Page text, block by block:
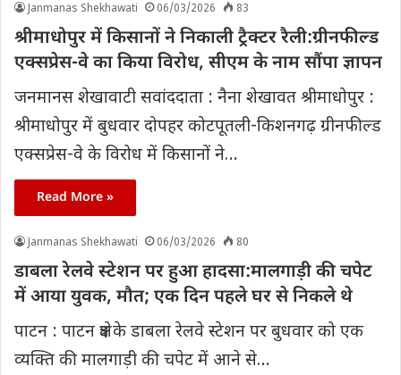
Janmanas Shekhawati 06/03/2026 83
श्रीमाधोपुर में किसानों ने निकाली ट्रैक्टर रैली:ग्रीनफील्ड
एक्सप्रेस-वे का किया विरोध, सीएम के नाम सौंपा ज्ञापन
जनमानस शेखावाटी सवांददाता : नैना शेखावत श्रीमाधोपुर :
श्रीमाधोपुर में बुधवार दोपहर कोटपूतली-किशनगढ़ ग्रीनफील्ड
एक्सप्रेस-वे के विरोध में किसानों ने…
Read More »
Janmanas Shekhawati 06/03/2026 80
डाबला रेलवे स्टेशन पर हुआ हादसा:मालगाड़ी की चपेट
में आया युवक, मौत; एक दिन पहले घर से निकले थे
पाटन : पाटन क्षेत्र के डाबला रेलवे स्टेशन पर बुधवार को एक
व्यक्ति की मालगाड़ी की चपेट में आने से…